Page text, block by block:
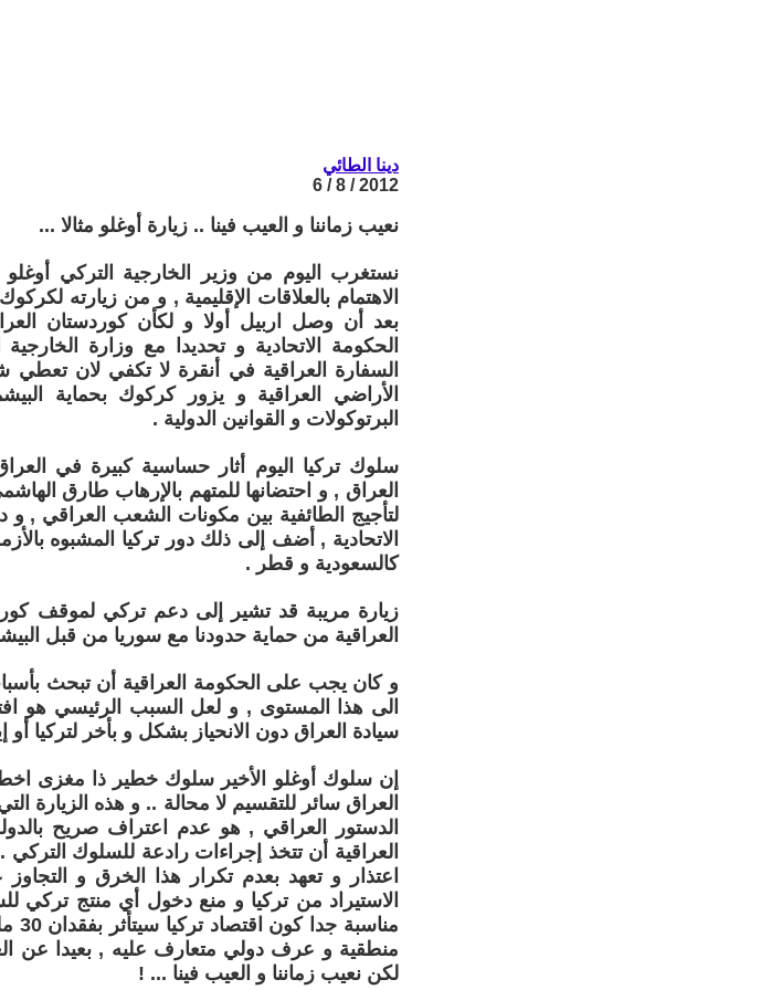
دينا الطائي
2012 / 8 / 6
نعيب زماننا و العيب فينا .. زيارة أوغلو مثالا ...
نستغرب اليوم من وزير الخارجية التركي
الاهتمام بالعلاقات الإقليمية , و من زيارته
بعد أن وصل اربيل أولا و لكأن كوردستان
الحكومة الاتحادية و تحديدا مع وزارة
السفارة العراقية في أنقرة لا تكفي لان
الأراضي العراقية و يزور كركوك بحماية
البرتوكولات و القوانين الدولية .
سلوك تركيا اليوم أثار حساسية كبيرة في
العراق , و احتضانها للمتهم بالإرهاب طارق
لتأجيج الطائفية بين مكونات الشعب العراقي ,
الاتحادية , أضف إلى ذلك دور تركيا المشبوه
كالسعودية و قطر .
زيارة مريبة قد تشير إلى دعم تركي لموقف
العراقية من حماية حدودنا مع سوريا من قبل
و كان يجب على الحكومة العراقية أن تبحث
الى هذا المستوى , و لعل السبب الرئيسي هو
سيادة العراق دون الانحياز بشكل و بأخر لتركيا
إن سلوك أوغلو الأخير سلوك خطير ذا مغزى
العراق سائر للتقسيم لا محالة .. و هذه الزيارة
الدستور العراقي , هو عدم اعتراف صريح
العراقية أن تتخذ إجراءات رادعة للسلوك
اعتذار و تعهد بعدم تكرار هذا الخرق و
الاستيراد من تركيا و منع دخول أي منتج تركي
منطقية و عرف دولي متعارف عليه , بعيدا عن
لكن نعيب زماننا و العيب فينا ... !